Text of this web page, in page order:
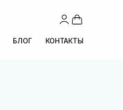
БЛОГ КОНТАКТЫ